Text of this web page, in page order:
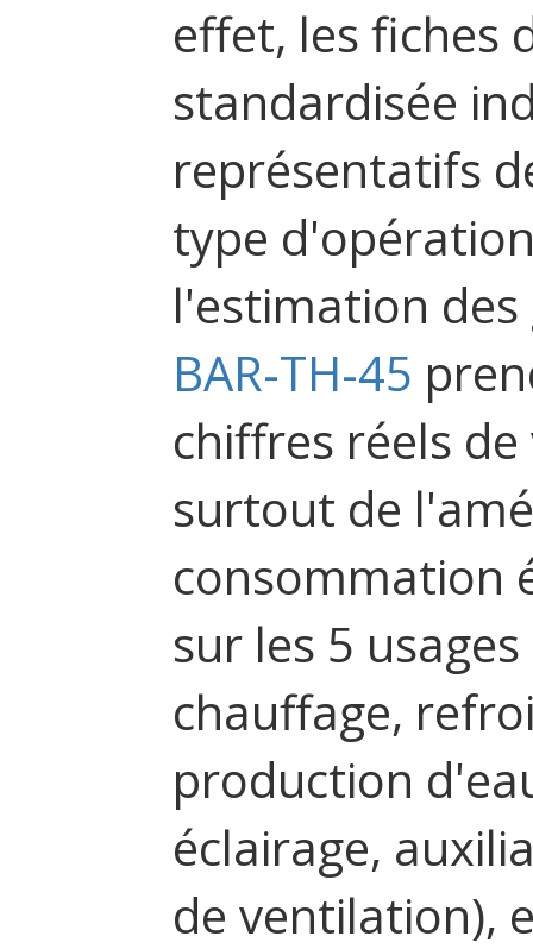
effet, les fiches
standardisée
représentatifs
type
l'estimation
BAR-TH-45
chiffres réels
surtout de
consommation
sur les 5
chauffage,
production
éclairage,
de ventilation),